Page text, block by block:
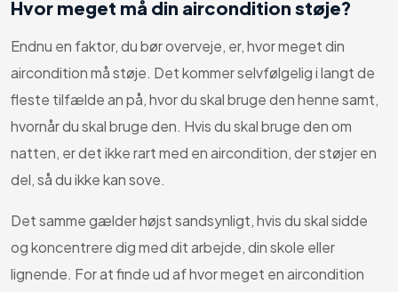
Hvor meget må din aircondition støje?
Endnu en faktor, du bør overveje, er, hvor meget din
aircondition må støje. Det kommer selvfølgelig i langt de
fleste tilfælde an på, hvor du skal bruge den henne samt,
hvornår du skal bruge den. Hvis du skal bruge den om
natten, er det ikke rart med en aircondition, der støjer en
del, så du ikke kan sove.
Det samme gælder højst sandsynligt, hvis du skal sidde
og koncentrere dig med dit arbejde, din skole eller
lignende. For at finde ud af hvor meget en aircondition